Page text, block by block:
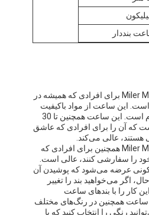
بنددار
ساعت بند سیلیکونی Miler ML01 برای افرادی که همیشه در
این ساعت از مواد باکیفیت
ساخته شده و بسیار بادوام است. این ساعت همچنین تا 30
که آن را برای افرادی که عاشق
عالی می‌کند.
ساعت بند سیلیکونی Miler ML01 همچنین برای افرادی که
را سفارشی کنند، عالی است.
عرضه می‌شود که پوشیدن آن
اگر می‌خواهید بند را تغییر
کار را با بندهای ساعت
ساعت همچنین در رنگ‌های مختلف
رنگی را انتخاب کنید که با